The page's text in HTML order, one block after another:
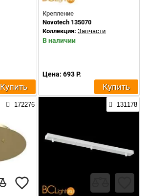
Купить
Крепление
Novotech 135070
Коллекция: Запчасти
В наличии
Цена: 693 Р.
Купить
172276 131178